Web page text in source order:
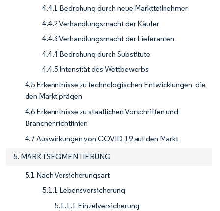
4.4.1 Bedrohung durch neue Marktteilnehmer
4.4.2 Verhandlungsmacht der Käufer
4.4.3 Verhandlungsmacht der Lieferanten
4.4.4 Bedrohung durch Substitute
4.4.5 Intensität des Wettbewerbs
4.5 Erkenntnisse zu technologischen Entwicklungen, die
den Markt prägen
4.6 Erkenntnisse zu staatlichen Vorschriften und
Branchenrichtlinien
4.7 Auswirkungen von COVID-19 auf den Markt
5. MARKTSEGMENTIERUNG
5.1 Nach Versicherungsart
5.1.1 Lebensversicherung
5.1.1.1 Einzelversicherung